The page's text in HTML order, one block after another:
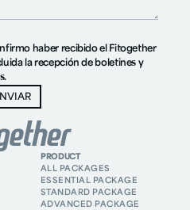
haber recibido el Fitogether
la recepción de boletines y
PRODUCT
ALL PACKAGES
ESSENTIAL PACKAGE
STANDARD PACKAGE
ADVANCED PACKAGE